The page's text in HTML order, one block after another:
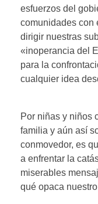
esfuerzos del
comunidades con
dirigir nuestras
«inoperancia del
para la
cualquier idea
Por niñas y niños
familia y aún así
conmovedor, es
a enfrentar la
miserables
qué opaca